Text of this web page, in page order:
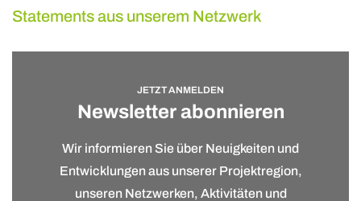
Statements aus unserem Netzwerk
JETZT ANMELDEN
Newsletter abonnieren
Wir informieren Sie über Neuigkeiten und
Entwicklungen aus unserer Projektregion,
unseren Netzwerken, Aktivitäten und